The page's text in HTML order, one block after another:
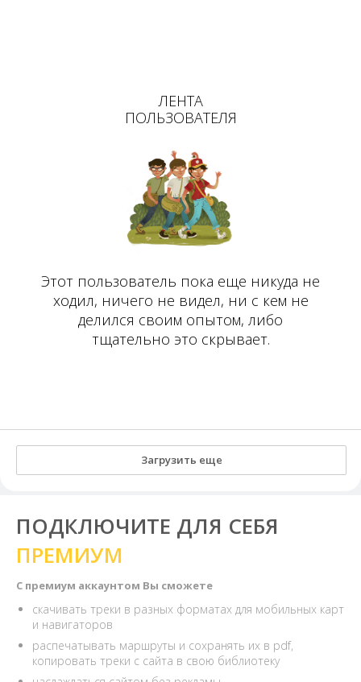
ЛЕНТА
ПОЛЬЗОВАТЕЛЯ
Этот пользователь пока еще никуда не
ходил, ничего не видел, ни с кем не
делился своим опытом, либо
тщательно это скрывает.
Загрузить еще
ПОДКЛЮЧИТЕ ДЛЯ СЕБЯ
ПРЕМИУМ
С премиум аккаунтом Вы сможете
скачивать треки в разных форматах для мобильных карт
и навигаторов
распечатывать маршруты и сохранять их в pdf,
копировать треки с сайта в свою библиотеку